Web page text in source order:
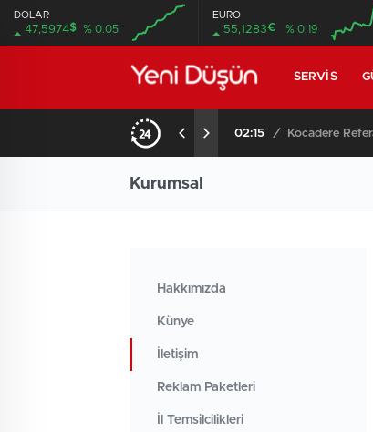
DOLAR
47,5974$ % 0.05
EURO
55,1283€ % 0.19
SERVIS
02:15 /
Kurumsal
Hakkımızda
Künye
İletişim
Reklam Paketleri
İl Temsilcilikleri